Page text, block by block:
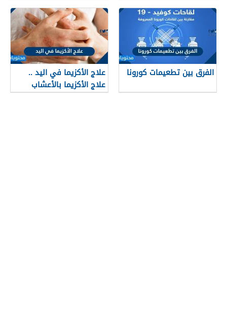
الفرق بين تطعيمات كورونا
علاج الأكزيما في اليد ..
علاج الأكزيما بالأعشاب